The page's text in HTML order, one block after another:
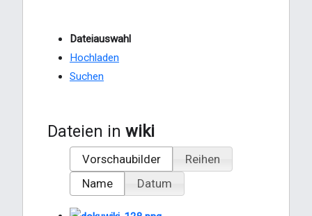
Dateiauswahl
Hochladen
Suchen
Dateien in wiki
Vorschaubilder
Reihen
Name
Datum